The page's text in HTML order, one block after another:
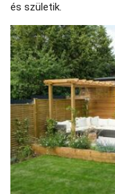
és születik.